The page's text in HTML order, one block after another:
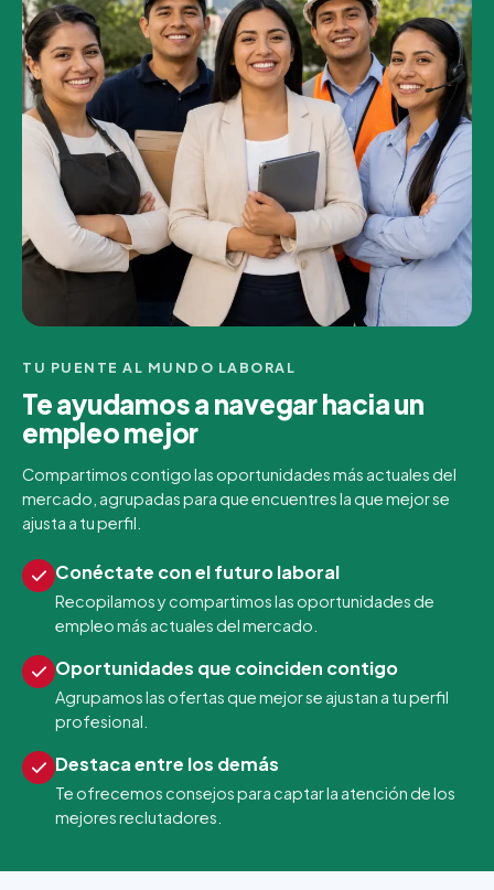
TU PUENTE AL MUNDO LABORAL
Te ayudamos a navegar hacia un
empleo mejor
Compartimos contigo las oportunidades más actuales del
mercado, agrupadas para que encuentres la que mejor se
ajusta a tu perfil.
Conéctate con el futuro laboral
Recopilamos y compartimos las oportunidades de
empleo más actuales del mercado.
Oportunidades que coinciden contigo
Agrupamos las ofertas que mejor se ajustan a tu perfil
profesional.
Destaca entre los demás
Te ofrecemos consejos para captar la atención de los
mejores reclutadores.